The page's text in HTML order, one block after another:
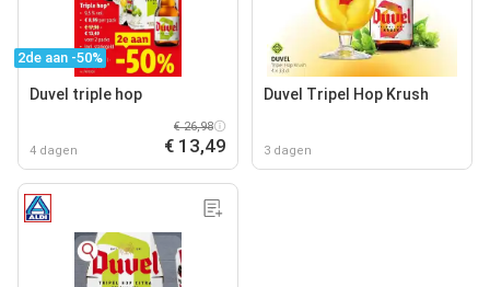
2de aan -50%
Duvel triple hop
4 dagen
€ 26,98
€ 13,49
Duvel Tripel Hop Krush
3 dagen